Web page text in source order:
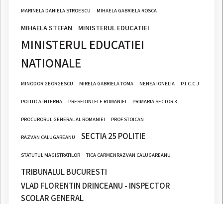
MARINELA DANIELA STROESCU MIHAELA GABRIELA ROSCA
MIHAELA STEFAN MINISTERUL EDUCATIEI
MINISTERUL EDUCATIEI
NATIONALE
MINODOR GEORGESCU MIRELA GABRIELA TOMA NENEA IONELIA P.I.C.C.J
POLITICA INTERNA PRESEDINTELE ROMANIEI PRIMARIA SECTOR 3
PROCURORUL GENERAL AL ROMANIEI PROF STOICAN
RAZVAN CALUGAREANU SECTIA 25 POLITIE
STATUTUL MAGISTRATILOR TICA CARMENRAZVAN CALUGAREANU
TRIBUNALUL BUCURESTI
VLAD FLORENTIN DRINCEANU - INSPECTOR
SCOLAR GENERAL